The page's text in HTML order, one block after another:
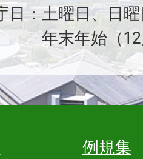
日：土曜日、日
年末年始（
例規集